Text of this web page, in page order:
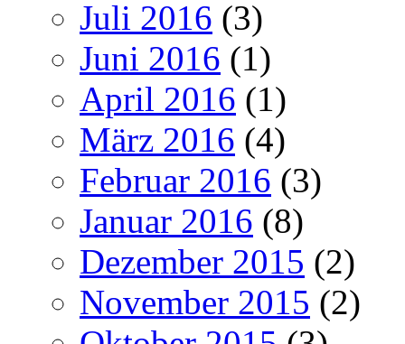
Juli 2016 (3)
Juni 2016 (1)
April 2016 (1)
März 2016 (4)
Februar 2016 (3)
Januar 2016 (8)
Dezember 2015 (2)
November 2015 (2)